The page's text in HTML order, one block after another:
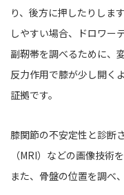
り、後方に押したりしま
しやすい場合、ドロワー
副靭帯を調べるために、
反力作用で膝が少し開く
証拠です。
膝関節の不安定性と診断
（MRI）などの画像技術
また、骨盤の位置を調べ